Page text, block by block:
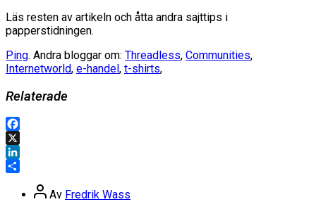
Läs resten av artikeln och åtta andra sajttips i
papperstidningen.
Ping. Andra bloggar om: Threadless, Communities,
Internetworld, e-handel, t-shirts,
Relaterade
Facebook
X
LinkedIn
Inläggsförfattare
Av Fredrik Wass